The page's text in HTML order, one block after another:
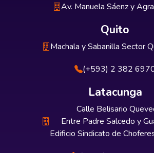
Av. Manuela Sáenz y
Quito
Machala y Sabanilla Sector
(+593) 2 382
Latacunga
Calle Belisario
Entre Padre Salcedo y
Edificio Sindicato de